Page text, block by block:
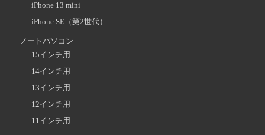
iPhone 13 mini
iPhone SE（第2世代）
ノートパソコン
15インチ用
14インチ用
13インチ用
12インチ用
11インチ用